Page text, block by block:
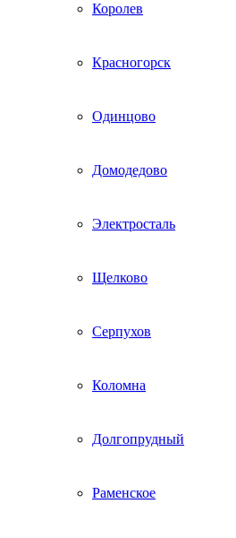
Королев
Красногорск
Одинцово
Домодедово
Электросталь
Щелково
Серпухов
Коломна
Долгопрудный
Раменское